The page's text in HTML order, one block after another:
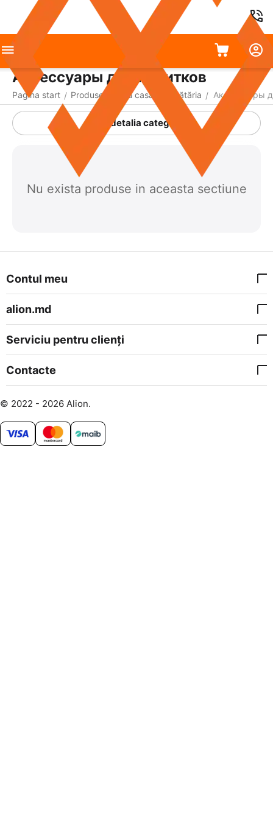
Аксессуары для напитков
Pagina start / Produse pentru casă Bucătăria / Аксессуары
A detalia categoria
Nu exista produse in aceasta sectiune
Contul meu
alion.md
Serviciu pentru clienți
Contacte
© 2022 - 2026 Alion.